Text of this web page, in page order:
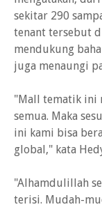
sekitar 290
tenant tersebut
mendukung
juga menaungi
"Mall tematik ini
semua. Maka
ini kami bisa
global," kata
"Alhamdulillah
terisi. Mudah-